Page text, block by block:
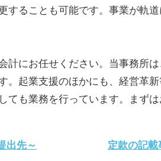
することも可能です。事業が軌
計にお任せください。当事務所
起業支援のほかにも、経営革
も業務を行っています。まず
出先～ 定款の記